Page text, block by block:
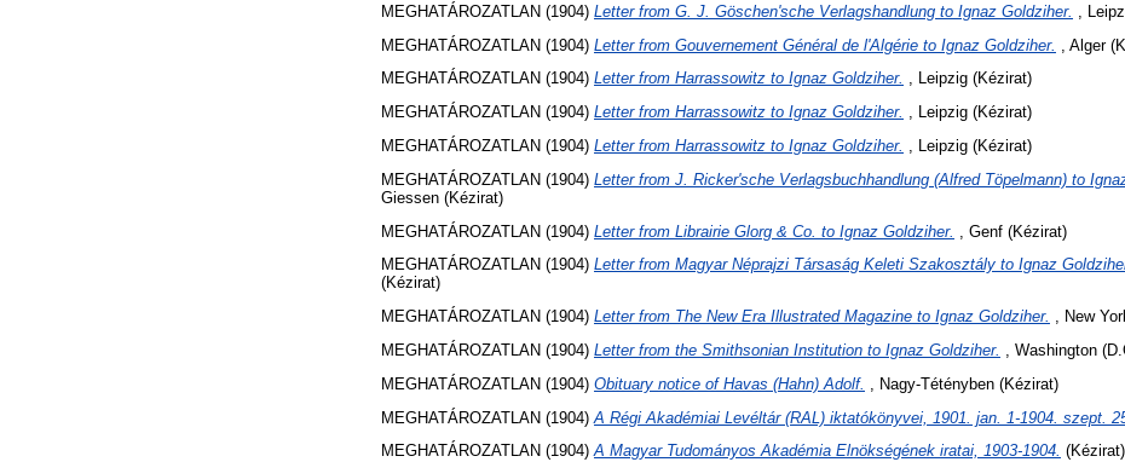
MEGHATÁROZATLAN (1904) Letter from G. J. Göschen'sche Verlagshandlung to Ignaz Goldziher.
,
MEGHATÁROZATLAN (1904) Letter from Gouvernement Général de l'Algérie to Ignaz Goldziher.
, Alger
MEGHATÁROZATLAN (1904) Letter from Harrassowitz to Ignaz Goldziher. , Leipzig (Kézirat)
MEGHATÁROZATLAN (1904) Letter from Harrassowitz to Ignaz Goldziher. , Leipzig (Kézirat)
MEGHATÁROZATLAN (1904) Letter from Harrassowitz to Ignaz Goldziher.
, Leipzig (Kézirat)
MEGHATÁROZATLAN (1904) Letter from J. Ricker'sche Verlagsbuchhandlung (Alfred Töpelmann) to
Giessen (Kézirat)
MEGHATÁROZATLAN (1904) Letter from Librairie Glorg & Co. to Ignaz Goldziher.
, Genf (Kézirat)
MEGHATÁROZATLAN (1904) Letter from Magyar Néprajzi Társaság Keleti Szakosztály to Ignaz
(Kézirat)
MEGHATÁROZATLAN (1904) Letter from The New Era Illustrated Magazine to Ignaz Goldziher. , New
MEGHATÁROZATLAN (1904) Letter from the Smithsonian Institution to Ignaz Goldziher.
, Washington
MEGHATÁROZATLAN (1904) Obituary notice of Havas (Hahn) Adolf.
, Nagy-Tétényben (Kézirat)
MEGHATÁROZATLAN (1904) A Régi Akadémiai Levéltár (RAL) iktatókönyvei, 1901. jan. 1-1904. szept.
MEGHATÁROZATLAN (1904)A Magyar Tudományos Akadémia Elnökségének iratai, 1903-1904. (Kézirat)